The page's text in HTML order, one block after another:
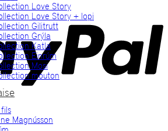
Love Story
Love Story + lopi
Gilitrutt
Grýla
Katla
Einrúm
Mosi
mouton
Magnússon